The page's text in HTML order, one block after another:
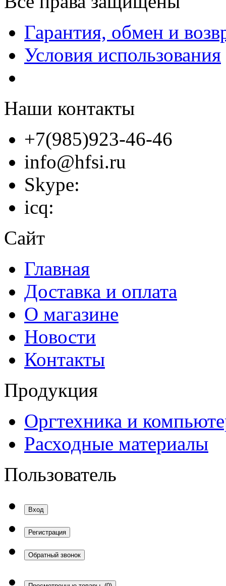
Гарантия, обмен и
Условия использования
Наши контакты
+7(985)923-46-46
info@hfsi.ru
Skype:
icq:
Сайт
Главная
Доставка и оплата
О магазине
Новости
Контакты
Продукция
Оргтехника и
Расходные материалы
Пользователь
Вход
Регистрация
Обратный звонок